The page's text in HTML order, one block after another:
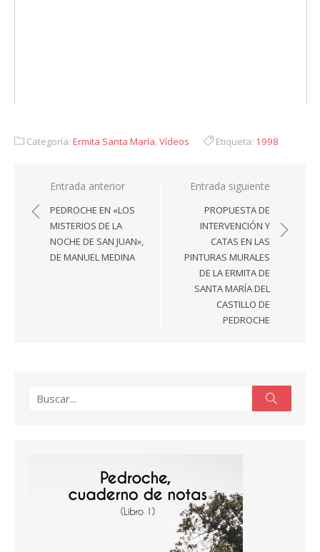
Categoría: Ermita Santa María,Vídeos Etiqueta: 1998
Navegación
de
entradas
Entrada anterior
PEDROCHE EN «LOS
MISTERIOS DE LA
NOCHE DE SAN JUAN»,
DE MANUEL MEDINA
Entrada siguiente
PROPUESTA DE
INTERVENCIÓN Y
CATAS EN LAS
PINTURAS MURALES
DE LA ERMITA DE
SANTA MARÍA DEL
CASTILLO DE
PEDROCHE
Buscar: